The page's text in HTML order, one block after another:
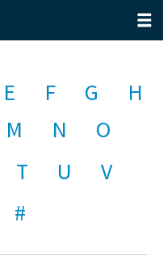
E F G
H
M N
O
T U
V
#